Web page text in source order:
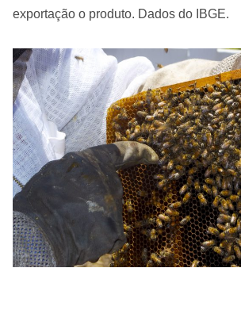
exportação o produto. Dados do IBGE.